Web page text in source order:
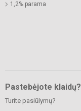
1,2% parama
Pastebėjote klaidų?
Turite pasiūlymų?